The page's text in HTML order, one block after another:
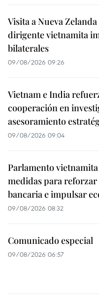
Visita a Nueva
dirigente vietnamita
bilaterales
09/08/2026 09:26
Vietnam e India
cooperación en
asesoramiento
09/08/2026 09:04
Parlamento
medidas para
bancaria e impulsar
09/08/2026 08:32
Comunicado especial
09/08/2026 06:57